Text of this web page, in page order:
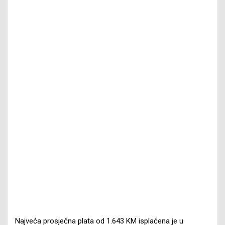
Najveća prosječna plata od 1.643 KM isplaćena je u